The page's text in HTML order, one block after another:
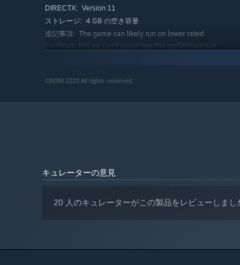
As soon as you put your first car into operation,
World". This is a truly inhospitable world where no
In the middle of an inhospitable world, you will
forget that the world around you is your greatest
DIRECTX: Version 11
ストレージ: 4 GB の空き容量
追記事項: The game can likely run on lower rated
hardware, but we can't guarantee the performance or
推奨:
DIRECTX: Version 11
追記事項: This recommended is based on what many
©M3M 2020 All rights reserved.
キュレーターの意見
20 人のキュレーターがこの製品をレビューしまし